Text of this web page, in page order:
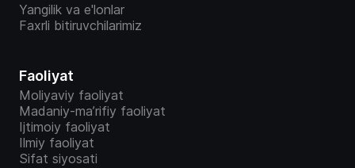
Yangilik va e'lonlar
Faxrli bitiruvchilarimiz
Faoliyat
Moliyaviy faoliyat
Madaniy-ma’rifiy faoliyat
Ijtimoiy faoliyat
Ilmiy faoliyat
Sifat siyosati